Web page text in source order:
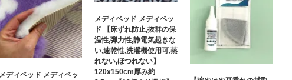
メディベッド メディベッ
メディベッド メディベッ
ド 【床ずれ防止,抜群の保
温性,弾力性,静電気起きな
い,速乾性,洗濯機使用可,蒸
れない,ほつれない】
120x150cm厚み約